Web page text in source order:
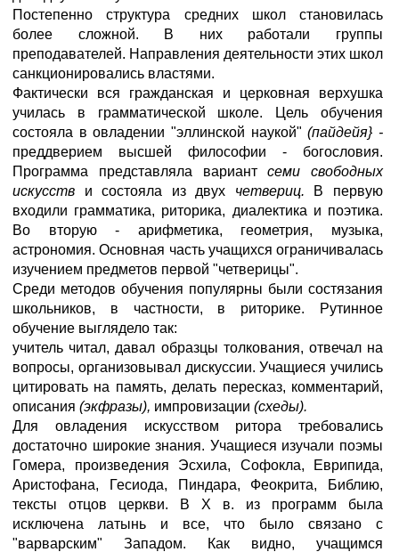
Постепенно структура средних школ становилась
более сложной. В них работали группы
преподавателей. Направления деятельности этих школ
санкционировались властями.
Фактически вся гражданская и церковная верхушка
училась в грамматической школе. Цель обучения
состояла в овладении "эллинской наукой"(пайдейя} -
преддверием высшей философии - богословия.
Программа представляла вариантсеми свободных
искусств и состояла из двух четвериц. В первую
входили грамматика, риторика, диалектика и поэтика.
Во вторую - арифметика, геометрия, музыка,
астрономия. Основная часть учащихся ограничивалась
изучением предметов первой "четверицы".
Среди методов обучения популярны были состязания
школьников, в частности, в риторике. Рутинное
обучение выглядело так:
учитель читал, давал образцы толкования, отвечал на
вопросы, организовывал дискуссии. Учащиеся учились
цитировать на память, делать пересказ, комментарий,
описания (экфразы), импровизации (схеды).
Для овладения искусством ритора требовались
достаточно широкие знания. Учащиеся изучали поэмы
Гомера, произведения Эсхила, Софокла, Еврипида,
Аристофана, Гесиода, Пиндара, Феокрита, Библию,
тексты отцов церкви. В X в. из программ была
исключена латынь и все, что было связано с
"варварским" Западом. Как видно, учащимся